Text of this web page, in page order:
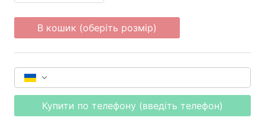
В кошик (оберіть розмір)
Купити по телефону (введіть телефон)